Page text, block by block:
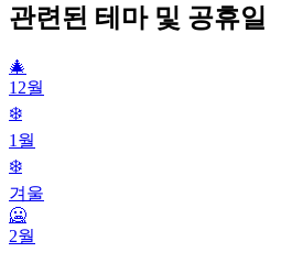
관련된 테마 및 공휴일
🎄
12월
❄️
1월
❄️
겨울
🥶
2월